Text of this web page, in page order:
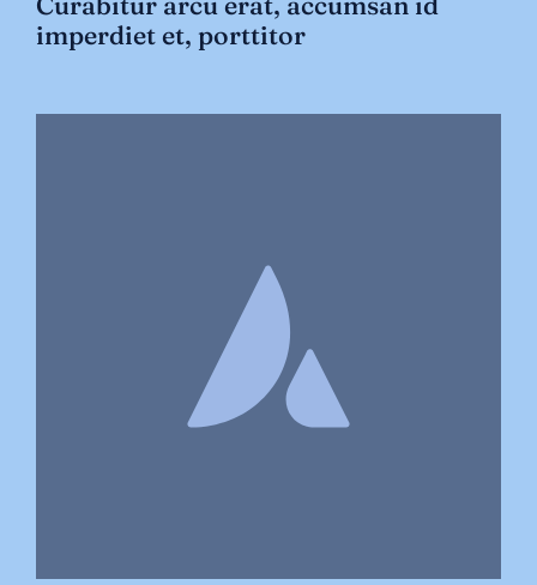
imperdiet et, porttitor